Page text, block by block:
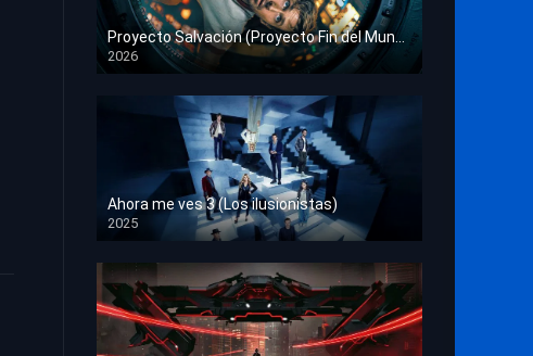
Proyecto Salvación (Proyecto Fin del Mundo)
2026
HD 1080p
Ahora me ves 3 (Los ilusionistas)
2025
HD 1080p